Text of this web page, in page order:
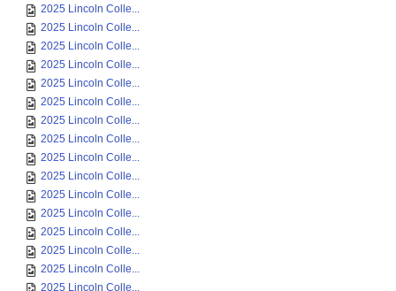
2025 Lincoln Colle...
2025 Lincoln Colle...
2025 Lincoln Colle...
2025 Lincoln Colle...
2025 Lincoln Colle...
2025 Lincoln Colle...
2025 Lincoln Colle...
2025 Lincoln Colle...
2025 Lincoln Colle...
2025 Lincoln Colle...
2025 Lincoln Colle...
2025 Lincoln Colle...
2025 Lincoln Colle...
2025 Lincoln Colle...
2025 Lincoln Colle...
2025 Lincoln Colle...